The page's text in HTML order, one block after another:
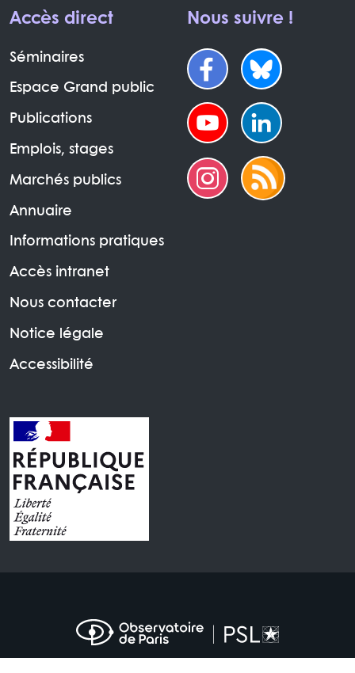
Accès direct
Séminaires
Espace Grand public
Publications
Emplois, stages
Marchés publics
Annuaire
Informations pratiques
Accès intranet
Nous contacter
Notice légale
Accessibilité
Nous suivre !